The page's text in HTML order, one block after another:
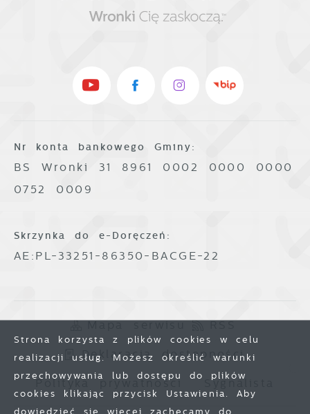
Nr konta bankowego Gminy:
BS Wronki 31 8961 0002 0000 0000
0752 0009
Skrzynka do e-Doręczeń:
AE:PL-33251-86350-BACGE-22
Mapa serwisu RSS
Deklaracja dostępności
Polityka prywatności Sygnalista
Strona korzysta z plików cookies w celu
realizacji usług. Możesz określić warunki
przechowywania lub dostępu do plików
cookies klikając przycisk Ustawienia. Aby
dowiedzieć się więcej zachęcamy do